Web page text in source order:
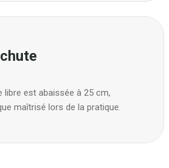
libre est abaissée à 25 cm,
maîtrisé lors de la pratique.